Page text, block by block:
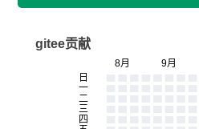
gitee贡献